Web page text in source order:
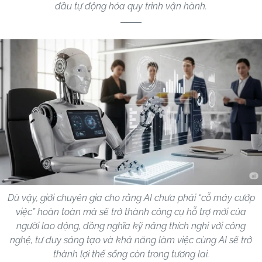
đầu tự động hóa quy trình vận hành.
Dù vậy, giới chuyên gia cho rằng AI chưa phải “cỗ máy cướp
việc” hoàn toàn mà sẽ trở thành công cụ hỗ trợ mới của
người lao động, đồng nghĩa kỹ năng thích nghi với công
nghệ, tư duy sáng tạo và khả năng làm việc cùng AI sẽ trở
thành lợi thế sống còn trong tương lai.